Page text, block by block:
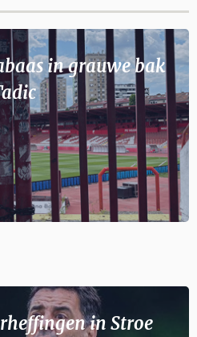
in grauwe bak
in Stroe